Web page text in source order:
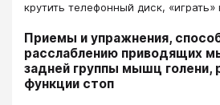
крутить телефонный диск, «играть»
Приемы и упражнения,
расслаблению приводящих
задней группы мышц голени,
функции стоп